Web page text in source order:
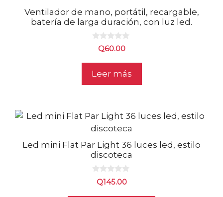
Ventilador de mano, portátil, recargable,
batería de larga duración, con luz led.
Q60.00
Leer más
Led mini Flat Par Light 36 luces led, estilo
discoteca
Q145.00